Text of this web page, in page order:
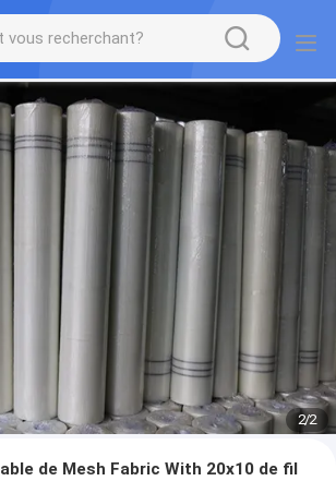
2/2
de Mesh Fabric With 20x10 de fil